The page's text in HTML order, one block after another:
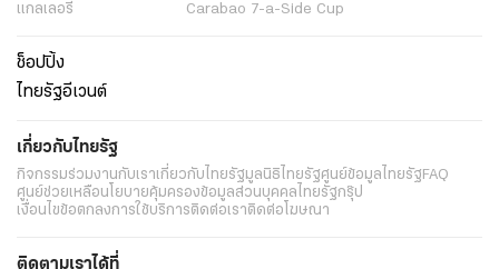
แกลเลอรี่
Carabao 7-a-Side Cup
ช็อปปิ้ง
ไทยรัฐอีเวนต์
เกี่ยวกับไทยรัฐ
กิจกรรมร่วมงานกับเราเกี่ยวกับไทยรัฐมูลนิธิไทยรัฐศูนย์ข้อมูลไทยรัฐFAQ
ศูนย์ช่วยเหลือนโยบายคุ้มครองข้อมูลส่วนบุคคลไทยรัฐกรุ๊ป
เงื่อนไขข้อตกลงการใช้บริการติดต่อเราติดต่อโฆษณา
ติดตามเราได้ที่